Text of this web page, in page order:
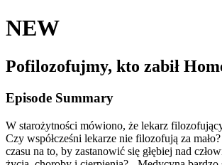
NEW
Pofilozofujmy, kto zabił
Episode Summary
W starożytności mówiono, że lekarz
Czy współcześni lekarze nie filozofują za
czasu na to, by zastanowić się głębiej nad